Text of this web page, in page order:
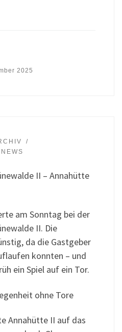
2025
NEWS
II – Annahütte
am Sonntag bei der
II. Die
da die Gastgeber
konnten – und
ein Spiel auf ein Tor.
ohne Tore
Annahütte II auf das